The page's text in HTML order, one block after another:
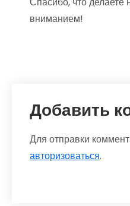
вниманием!
Добавить
Для отправки
авторизоваться.